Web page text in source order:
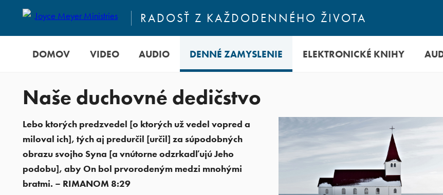
RADOSŤ Z KAŽDODENNÉHO ŽIVOTA
DOMOV VIDEO AUDIO DENNÉ ZAMYSLENIE ELEKTRONICKÉ KNIHY
Naše duchovné dedičstvo
Lebo ktorých predzvedel [o ktorých už vedel vopred a
miloval ich], tých aj predurčil [určil] za súpodobných
obrazu svojho Syna [a vnútorne odzrkadľujú Jeho
podobu], aby On bol prvorodeným medzi mnohými
bratmi. – RIMANOM 8:29